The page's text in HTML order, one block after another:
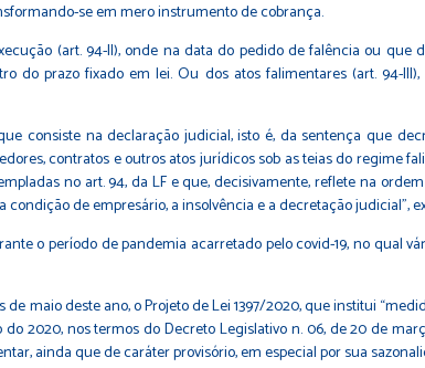
se em mero instrumento de cobrança.
(art. 94-II), onde na data do pedido de falência ou
do prazo fixado em lei. Ou dos atos falimentares (art. 94-
consiste na declaração judicial, isto é, da sentença que
contratos e outros atos jurídicos sob as teias do regime
no art. 94, da LF e que, decisivamente, reflete na
de empresário, a insolvência e a decretação judicial”,
o período de pandemia acarretado pelo covid-19, no qual
de maio deste ano, o Projeto de Lei 1397/2020, que institui
do 2020, nos termos do Decreto Legislativo n. 06, de 20 de
ainda que de caráter provisório, em especial por sua